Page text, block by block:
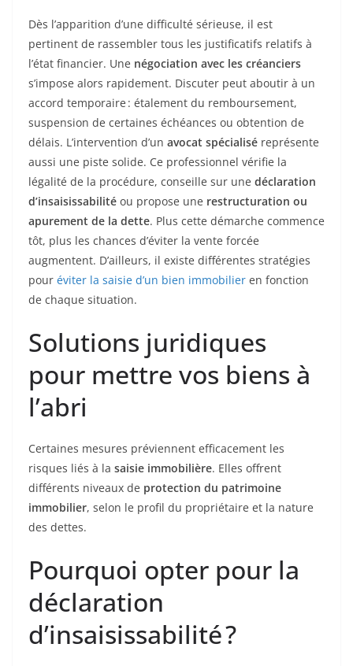
Dès l’apparition d’une difficulté sérieuse, il est
pertinent de rassembler tous les justificatifs relatifs à
l’état financier. Une négociation avec les créanciers
s’impose alors rapidement. Discuter peut aboutir à un
accord temporaire : étalement du remboursement,
suspension de certaines échéances ou obtention de
délais. L’intervention d’un avocat spécialisé représente
aussi une piste solide. Ce professionnel vérifie la
légalité de la procédure, conseille sur une déclaration
d’insaisissabilité ou propose une restructuration ou
apurement de la dette. Plus cette démarche commence
tôt, plus les chances d’éviter la vente forcée
augmentent. D’ailleurs, il existe différentes stratégies
pour éviter la saisie d’un bien immobilier en fonction
de chaque situation.
Solutions juridiques
pour mettre vos biens à
l’abri
Certaines mesures préviennent efficacement les
risques liés à la saisie immobilière. Elles offrent
différents niveaux de protection du patrimoine
immobilier, selon le profil du propriétaire et la nature
des dettes.
Pourquoi opter pour la
déclaration
d’insaisissabilité ?